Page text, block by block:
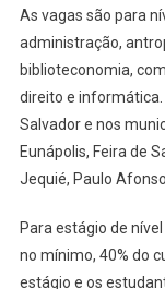
As vagas são para
administração,
biblioteconomia,
direito e informática.
Salvador e nos
Eunápolis, Feira de
Jequié, Paulo
Para estágio de
no mínimo, 40% do
estágio e os